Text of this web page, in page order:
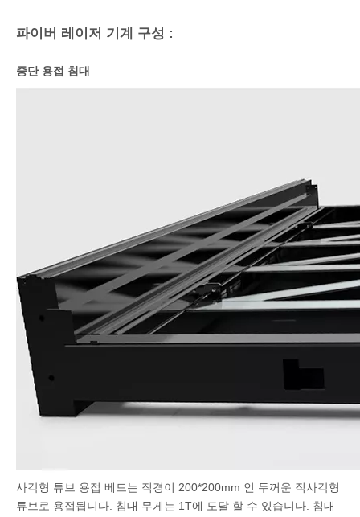
파이버 레이저 기계 구성 :
중단 용접 침대
사각형 튜브 용접 베드는 직경이 200*200mm 인 두꺼운 직사각형
튜브로 용접됩니다. 침대 무게는 1T에 도달 할 수 있습니다. 침대